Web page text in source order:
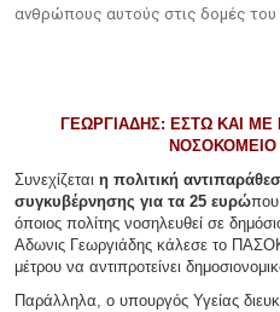
ανθρώπους αυτούς στις δομές του
ΓΕΩΡΓΙΑΔΗΣ: ΕΣΤΩ ΚΑΙ
ΝΟΣΟΚΟΜΕΙΟ
Συνεχίζεται η πολιτική
συγκυβέρνησης για τα 25 ευρώπου
όποιος πολίτης νοσηλευθεί σε
Αδωνις Γεωργιάδης κάλεσε το
μέτρου να αντιπροτείνει
Παράλληλα, ο υπουργός Υγείας